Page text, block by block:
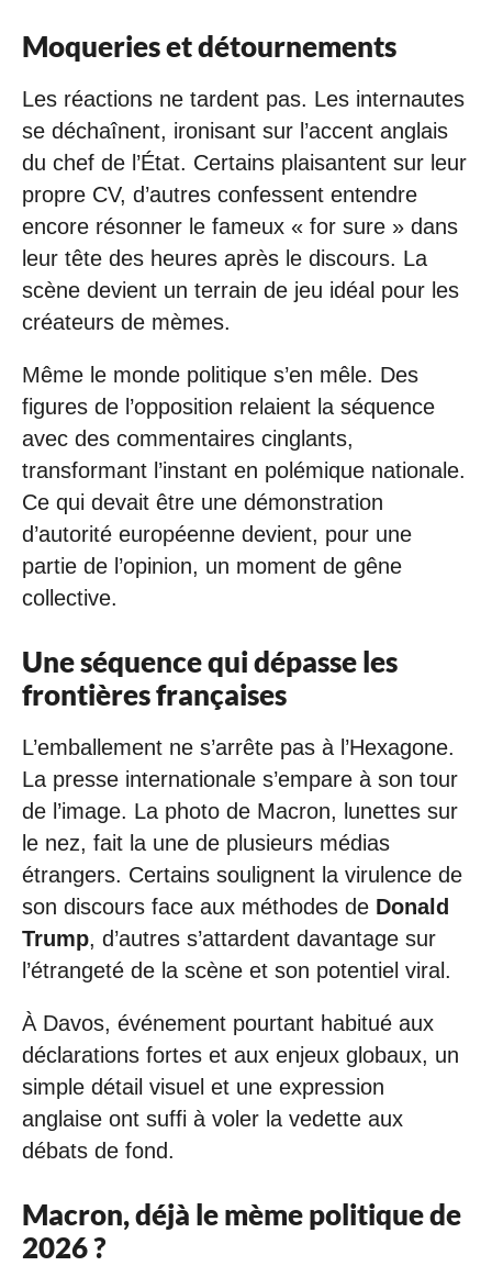
Moqueries et détournements
Les réactions ne tardent pas. Les internautes
se déchaînent, ironisant sur l’accent anglais
du chef de l’État. Certains plaisantent sur leur
propre CV, d’autres confessent entendre
encore résonner le fameux « for sure » dans
leur tête des heures après le discours. La
scène devient un terrain de jeu idéal pour les
créateurs de mèmes.
Même le monde politique s’en mêle. Des
figures de l’opposition relaient la séquence
avec des commentaires cinglants,
transformant l’instant en polémique nationale.
Ce qui devait être une démonstration
d’autorité européenne devient, pour une
partie de l’opinion, un moment de gêne
collective.
Une séquence qui dépasse les
frontières françaises
L’emballement ne s’arrête pas à l’Hexagone.
La presse internationale s’empare à son tour
de l’image. La photo de Macron, lunettes sur
le nez, fait la une de plusieurs médias
étrangers. Certains soulignent la virulence de
son discours face aux méthodes de Donald
Trump, d’autres s’attardent davantage sur
l’étrangeté de la scène et son potentiel viral.
À Davos, événement pourtant habitué aux
déclarations fortes et aux enjeux globaux, un
simple détail visuel et une expression
anglaise ont suffi à voler la vedette aux
débats de fond.
Macron, déjà le mème politique de
2026 ?